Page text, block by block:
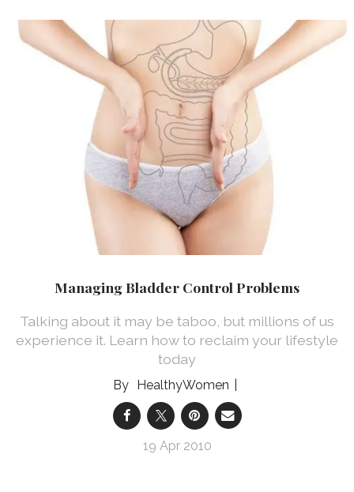
Managing Bladder Control Problems
Talking about it may be taboo, but millions of us
experience it. Learn how to reclaim your lifestyle
today
HealthyWomen
19 Apr 2010